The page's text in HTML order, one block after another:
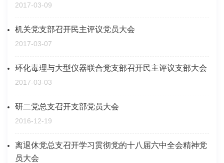
2017-03-09
机关党支部召开民主评议党员大会
2017-03-07
环化毒理与大型仪器联合党支部召开民主评议支部大会
2017-03-03
研二党总支召开支部党员大会
2016-12-19
离退休党总支召开学习贯彻党的十八届六中全会精神党
员大会